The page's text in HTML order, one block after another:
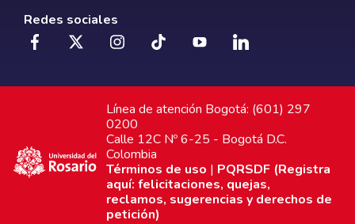
Redes sociales
Línea de atención Bogotá: (601) 297
0200
Calle 12C Nº 6-25 - Bogotá D.C.
Colombia
Términos de uso | PQRSDF (Registra
aquí: felicitaciones, quejas,
reclamos, sugerencias y derechos de
petición)